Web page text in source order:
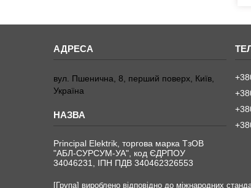
вул. Пшенична, 8, перший поверх, Київ,
Україна
Principal Elektrik, торгова марка ТзОВ
"АБЛ-СУРСУМ-УА", код ЄДРПОУ
34046231, ІПН ПДВ 340462326553
[Група] вироблено відповідно до міжнародних